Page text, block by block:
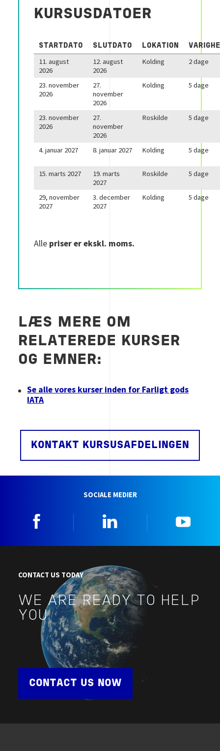
KURSUSDATOER
STARTDATO SLUTDATO LOKATION
11. august
2026
12. august
2026
Kolding 2 dage
23. november
2026
27.
november
2026
Kolding 5 dage
23. november
2026
27.
november
2026
Roskilde 5 dage
4. januar 2027 8. januar 2027 Kolding 5 dage
15. marts 2027
19. marts
2027
Roskilde 5 dage
29, november
2027
3. december
2027
Kolding 5 dage
Alle priser er ekskl. moms.
LÆS MERE OM
RELATEREDE KURSER
OG EMNER:
Se alle vores kurser inden for Farligt gods
IATA
KONTAKT KURSUSAFDELINGEN
SOCIALE MEDIER
CONTACT US TODAY
WE ARE READY TO HELP
YOU
CONTACT US NOW